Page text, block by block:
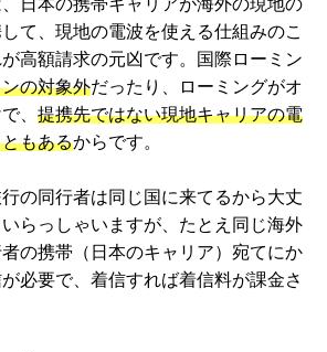
日本の携帯キャリアが海外の現地の
て、現地の電波を使える仕組みのこ
高額請求の元凶です。国際ローミン
の対象外だったり、ローミングがオ
、 提携先ではない現地キャリアの電
もあるからです。
の同行者は同じ国に来てるから大丈
らっしゃいますが、たとえ同じ海外
の携帯（日本のキャリア）宛てにか
必要で、着信すれば着信料が課金さ